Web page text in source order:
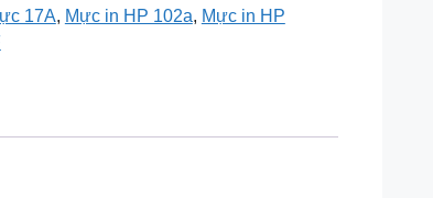
17A, Mực in HP 102a, Mực in HP